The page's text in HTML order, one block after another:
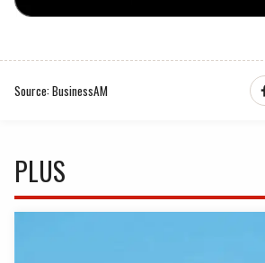
Source: BusinessAM
PLUS